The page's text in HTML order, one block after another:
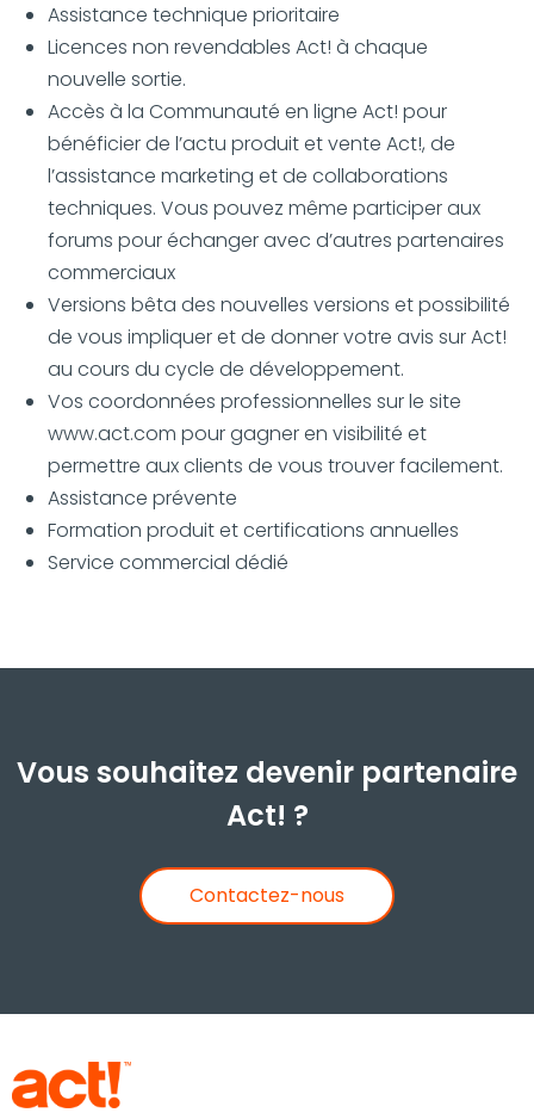
Assistance technique prioritaire
Licences non revendables Act! à chaque
nouvelle sortie.
Accès à la Communauté en ligne Act! pour
bénéficier de l’actu produit et vente Act!, de
l’assistance marketing et de collaborations
techniques. Vous pouvez même participer aux
forums pour échanger avec d’autres partenaires
commerciaux
Versions bêta des nouvelles versions et possibilité
de vous impliquer et de donner votre avis sur Act!
au cours du cycle de développement.
Vos coordonnées professionnelles sur le site
www.act.com pour gagner en visibilité et
permettre aux clients de vous trouver facilement.
Assistance prévente
Formation produit et certifications annuelles
Service commercial dédié
Vous souhaitez devenir partenaire
Act! ?
Contactez-nous